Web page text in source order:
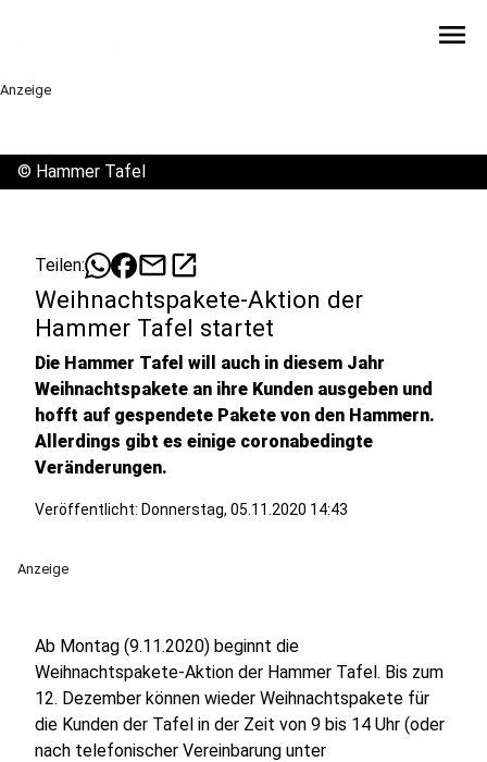
menu
Anzeige
© Hammer Tafel
Teilen: mailopen_in_new
Weihnachtspakete-Aktion der
Hammer Tafel startet
Die Hammer Tafel will auch in diesem Jahr
Weihnachtspakete an ihre Kunden ausgeben und
hofft auf gespendete Pakete von den Hammern.
Allerdings gibt es einige coronabedingte
Veränderungen.
Veröffentlicht: Donnerstag, 05.11.2020 14:43
Anzeige
Ab Montag (9.11.2020) beginnt die
Weihnachtspakete-Aktion der Hammer Tafel. Bis zum
12. Dezember können wieder Weihnachtspakete für
die Kunden der Tafel in der Zeit von 9 bis 14 Uhr (oder
nach telefonischer Vereinbarung unter